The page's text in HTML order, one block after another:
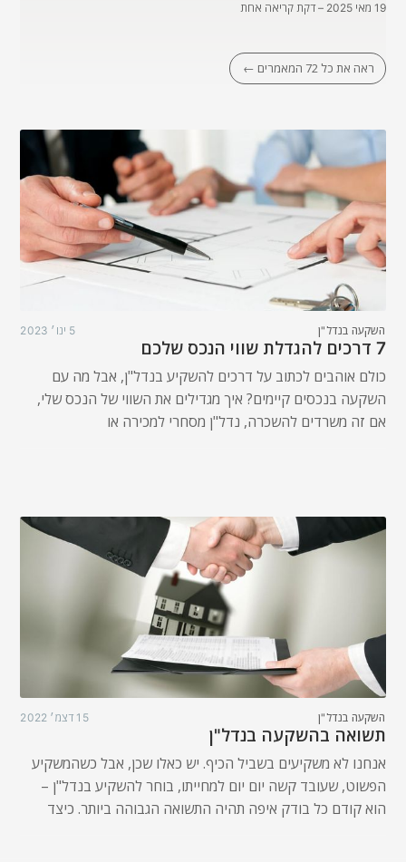
19 מאי 2025 – דקת קריאה אחת
ראה את כל 72 המאמרים ←
השקעה בנדל"ן 5 ינו׳ 2023
7 דרכים להגדלת שווי הנכס שלכם
כולם אוהבים לכתוב על דרכים להשקיע בנדל"ן, אבל מה עם
השקעה בנכסים קיימים? איך מגדילים את השווי של הנכס שלי,
אם זה משרדים להשכרה, נדל"ן מסחרי למכירה או
השקעה בנדל"ן 15 דצמ׳ 2022
תשואה בהשקעה בנדל"ן
אנחנו לא משקיעים בשביל הכיף. יש כאלו שכן, אבל כשהמשקיע
הפשוט, שעובד קשה יום יום למחייתו, בוחר להשקיע בנדל"ן –
הוא קודם כל בודק איפה תהיה התשואה הגבוהה ביותר. כיצד